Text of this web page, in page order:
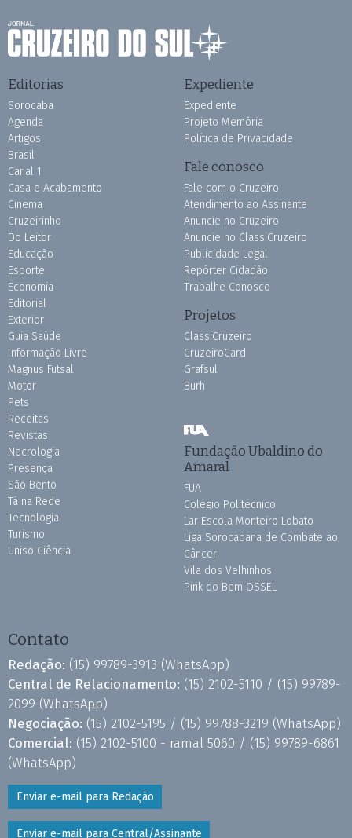
Editorias
Sorocaba
Agenda
Artigos
Brasil
Canal 1
Casa e Acabamento
Cinema
Cruzeirinho
Do Leitor
Educação
Esporte
Economia
Editorial
Exterior
Guia Saúde
Informação Livre
Magnus Futsal
Motor
Pets
Receitas
Revistas
Necrologia
Presença
São Bento
Tá na Rede
Tecnologia
Turismo
Uniso Ciência
Expediente
Expediente
Projeto Memória
Política de Privacidade
Fale conosco
Fale com o Cruzeiro
Atendimento ao Assinante
Anuncie no Cruzeiro
Anuncie no ClassiCruzeiro
Publicidade Legal
Repórter Cidadão
Trabalhe Conosco
Projetos
ClassiCruzeiro
CruzeiroCard
Grafsul
Burh
Fundação Ubaldino do
Amaral
FUA
Colégio Politécnico
Lar Escola Monteiro Lobato
Liga Sorocabana de Combate ao
Câncer
Vila dos Velhinhos
Pink do Bem OSSEL
Contato
Redação: (15) 99789-3913 (WhatsApp)
Central de Relacionamento: (15) 2102-5110 / (15) 99789-
2099 (WhatsApp)
Negociação: (15) 2102-5195 / (15) 99788-3219 (WhatsApp)
Comercial: (15) 2102-5100 - ramal 5060 / (15) 99789-6861
(WhatsApp)
Enviar e-mail para Redação
Enviar e-mail para Central/Assinante